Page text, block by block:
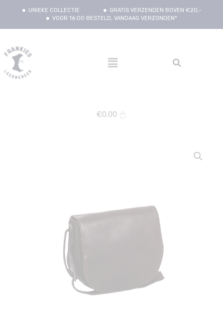
UNIEKE COLLECTIE
GRATIS VERZENDEN BOVEN €20,-
VOOR 16:00 BESTELD, VANDAAG VERZONDEN*
€0.00